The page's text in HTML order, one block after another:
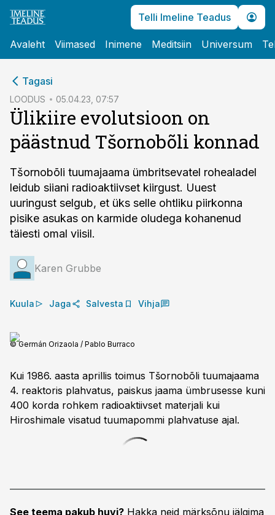
Telli Imeline Teadus
Avaleht Viimased Inimene Meditsiin Universum
Tagasi
LOODUS 05.04.23, 07:57
Ülikiire evolutsioon on
päästnud Tšornobõli konnad
Tšornobõli tuumajaama ümbritsevatel rohealadel
leidub siiani radioaktiivset kiirgust. Uuest
uuringust selgub, et üks selle ohtliku piirkonna
pisike asukas on karmide oludega kohanenud
täiesti omal viisil.
Karen Grubbe
Kuula Jaga Salvesta Vihja
© Germán Orizaola / Pablo Burraco
Kui 1986. aasta aprillis toimus Tšornobõli tuumajaama
4. reaktoris plahvatus, paiskus jaama ümbrusesse kuni
400 korda rohkem radioaktiivset materjali kui
Hiroshimale visatud tuumapommi plahvatuse ajal.
See teema pakub huvi? Hakka neid märksõnu jälgima